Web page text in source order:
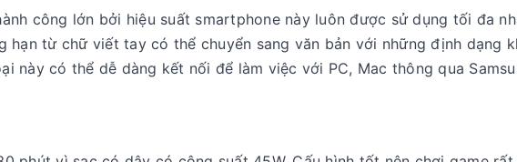
công lớn bởi hiệu suất smartphone này luôn được sử dụng tối đa
hạn từ chữ viết tay có thể chuyển sang văn bản với những định dạng
này có thể dễ dàng kết nối để làm việc với PC, Mac thông qua